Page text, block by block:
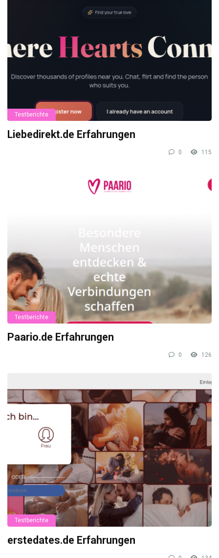
Testberichte
Liebedirekt.de Erfahrungen
0 115
Testberichte
Paario.de Erfahrungen
0 126
Testberichte
erstedates.de Erfahrungen